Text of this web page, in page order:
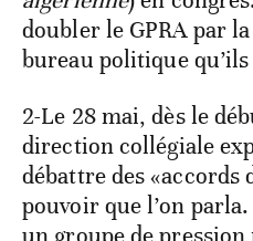
doubler le GPRA par
bureau politique
2-Le 28 mai, dès le
direction collégiale
débattre des «accords
pouvoir que l’on
un groupe de